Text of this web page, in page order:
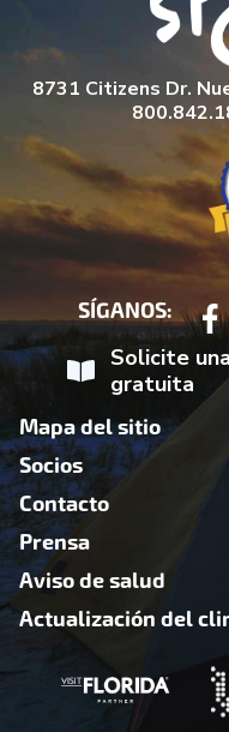
8731 Citizens Dr.
SÍGANOS:
Solicite
gratuita
Mapa del sitio
Socios
Contacto
Prensa
Aviso de salud
Actualización del